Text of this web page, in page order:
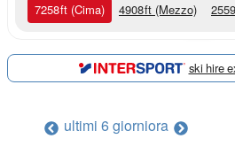
7258ft (Cima) 4908ft (Mezzo) 2559
ski hire
ultimi 6 giorniora